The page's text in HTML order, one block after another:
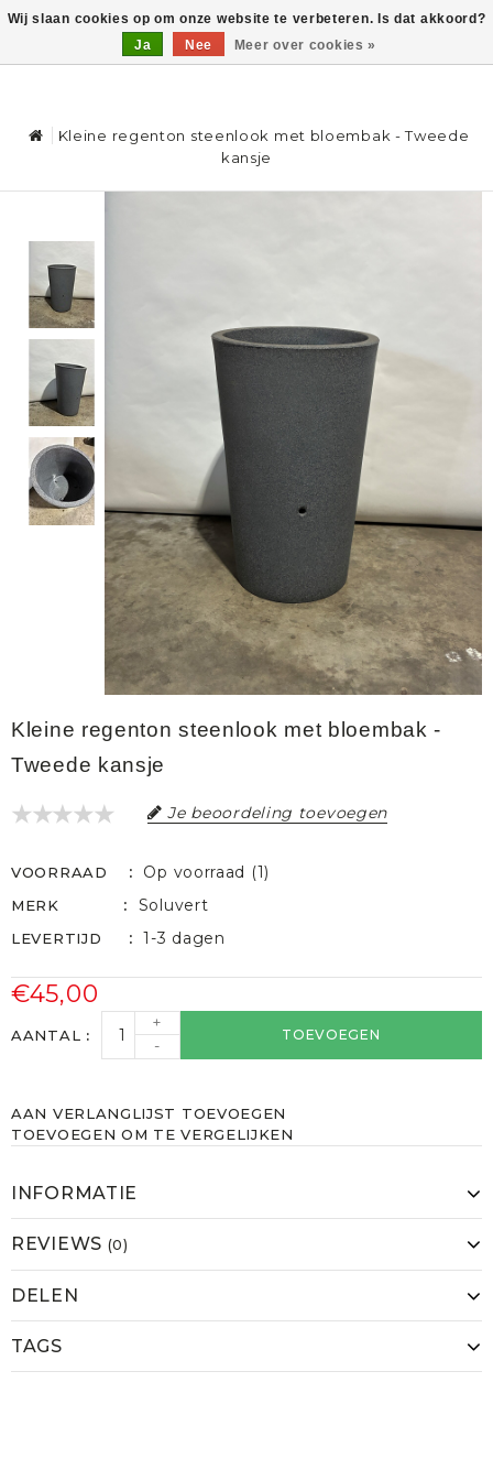
0
Kleine regenton steenlook met bloembak - Tweede
kansje
Kleine regenton steenlook met bloembak -
Tweede kansje
Je beoordeling toevoegen
VOORRAAD Op voorraad (1)
MERK Soluvert
LEVERTIJD 1-3 dagen
€45,00
AANTAL
+
-
TOEVOEGEN
AAN VERLANGLIJST TOEVOEGEN
TOEVOEGEN OM TE VERGELIJKEN
INFORMATIE
REVIEWS (0)
DELEN
TAGS
Wij slaan cookies op om onze website te verbeteren. Is dat akkoord?
Ja
Nee Meer over cookies »